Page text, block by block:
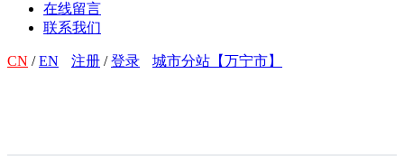
在线留言
联系我们
CN /EN 注册 /登录 城市分站【万宁市】